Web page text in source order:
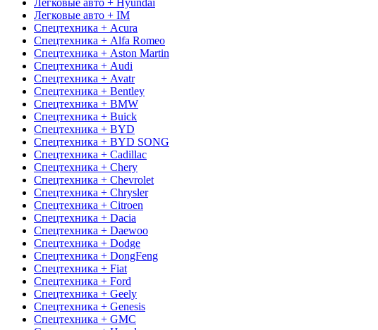
Легковые авто + IM
Спецтехника + Acura
Спецтехника + Alfa Romeo
Спецтехника + Aston Martin
Спецтехника + Audi
Спецтехника + Avatr
Спецтехника + Bentley
Спецтехника + BMW
Спецтехника + Buick
Спецтехника + BYD
Спецтехника + BYD SONG
Спецтехника + Cadillac
Спецтехника + Chery
Спецтехника + Chevrolet
Спецтехника + Chrysler
Спецтехника + Citroen
Спецтехника + Dacia
Спецтехника + Daewoo
Спецтехника + Dodge
Спецтехника + DongFeng
Спецтехника + Fiat
Спецтехника + Ford
Спецтехника + Geely
Спецтехника + Genesis
Спецтехника + GMC